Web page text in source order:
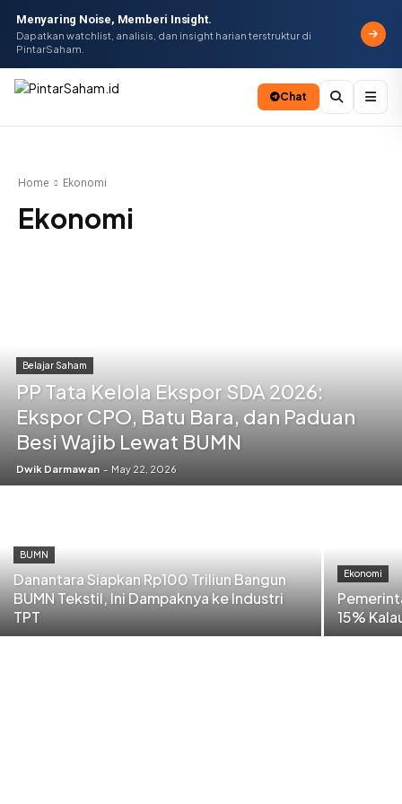
Menyaring Noise, Memberi Insight.
Dapatkan watchlist, analisis, dan insight harian terstruktur di
PintarSaham.
Chat
Home Ekonomi
Ekonomi
Belajar Saham
PP Tata Kelola Ekspor SDA 2026:
Ekspor CPO, Batu Bara, dan Paduan
Besi Wajib Lewat BUMN
Dwik Darmawan - May 22, 2026
BUMN
Danantara Siapkan Rp100 Triliun Bangun
BUMN Tekstil, Ini Dampaknya ke Industri
TPT
Ekonomi
15%